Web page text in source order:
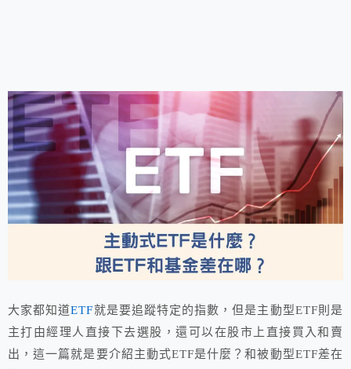
大家都知道ETF就是要追蹤特定的指數，但是主動型ETF則是
主打由經理人直接下去選股，還可以在股市上直接買入和賣
出，這一篇就是要介紹主動式ETF是什麼？和被動型ETF差在